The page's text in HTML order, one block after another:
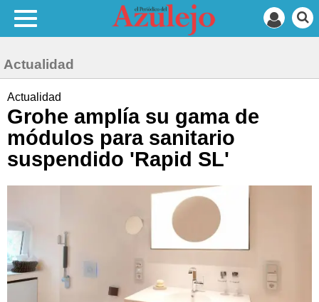
Actualidad
Actualidad
Grohe amplía su gama de
módulos para sanitario
suspendido 'Rapid SL'